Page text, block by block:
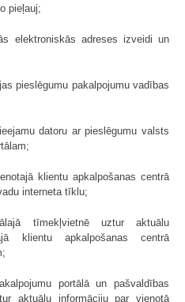
pieļauj;
elektroniskās adreses izveidi un
pieslēgumu pakalpojumu vadības
datoru ar pieslēgumu valsts
klientu apkalpošanas centrā
interneta tīklu;
tīmekļvietnē uztur aktuālu
klientu apkalpošanas centrā
portālā un pašvaldības
aktuālu informāciju par vienotā